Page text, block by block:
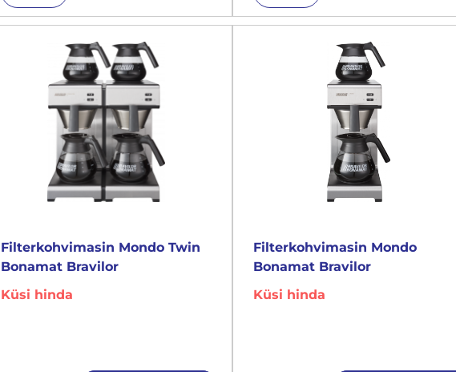
Filterkohvimasin Mondo Twin
Bonamat Bravilor
Küsi hinda
Filterkohvimasin Mondo
Bonamat Bravilor
Küsi hinda